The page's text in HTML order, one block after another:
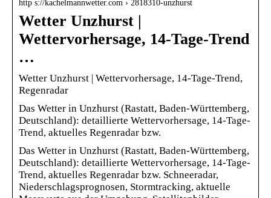
http s://kachelmannwetter.com › 2818310-unzhurst
Wetter Unzhurst |
Wettervorhersage, 14-Tage-Trend
…
Wetter Unzhurst | Wettervorhersage, 14-Tage-Trend,
Regenradar
Das Wetter in Unzhurst (Rastatt, Baden-Württemberg,
Deutschland): detaillierte Wettervorhersage, 14-Tage-
Trend, aktuelles Regenradar bzw.
Das Wetter in Unzhurst (Rastatt, Baden-Württemberg,
Deutschland): detaillierte Wettervorhersage, 14-Tage-
Trend, aktuelles Regenradar bzw. Schneeradar,
Niederschlagsprognosen, Stormtracking, aktuelle